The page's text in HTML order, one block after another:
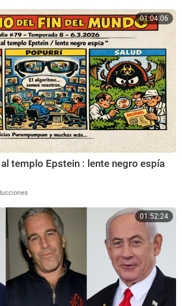
01:04:06
templo Epstein : lente negro espía
01:52:24